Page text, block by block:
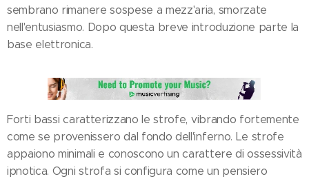
sembrano rimanere sospese a mezz'aria, smorzate
nell'entusiasmo. Dopo questa breve introduzione parte la
base elettronica.
Forti bassi caratterizzano le strofe, vibrando fortemente
come se provenissero dal fondo dell'inferno. Le strofe
appaiono minimali e conoscono un carattere di ossessività
ipnotica. Ogni strofa si configura come un pensiero